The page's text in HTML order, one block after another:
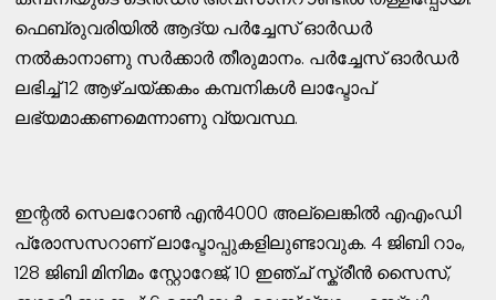
ഫെബ്രുവരിയിൽ ആദ്യ പർച്ചേസ് ഓർഡർ
നൽകാനാണു സർക്കാർ തീരുമാനം. പർച്ചേസ് ഓർഡർ
ലഭിച്ച് 12 ആഴ്ചയ്ക്കകം കമ്പനികൾ ലാപ്ടോപ്
ലഭ്യമാക്കണമെന്നാണു വ്യവസ്ഥ.
ഇന്റൽ സെലറോൺ എൻ4000 അല്ലെങ്കിൽ എഎംഡി
പ്രോസസറാണ് ലാപ്ടോപ്പുകളിലുണ്ടാവുക. 4 ജിബി റാം,
128 ജിബി മിനിമം സ്റ്റോറേജ്, 10 ഇഞ്ച് സ്ക്രീൻ സൈസ്,